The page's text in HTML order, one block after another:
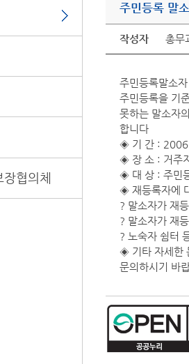
협의체
주민등록 말
작성자 총무
주민등록말소
주민등록을 기
못하는 말소자
합니다
◈ 기 간 :
◈ 장 소 : 거주
◈ 대 상 : 주민
◈ 재등록자에
? 말소자가 재
? 말소자가 재
? 노숙자 쉼터
◈ 기타 자세한
문의하시기 바